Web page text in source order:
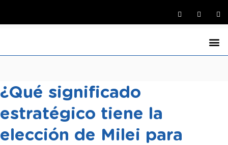
¿Qué significado
estratégico tiene la
elección de Milei para